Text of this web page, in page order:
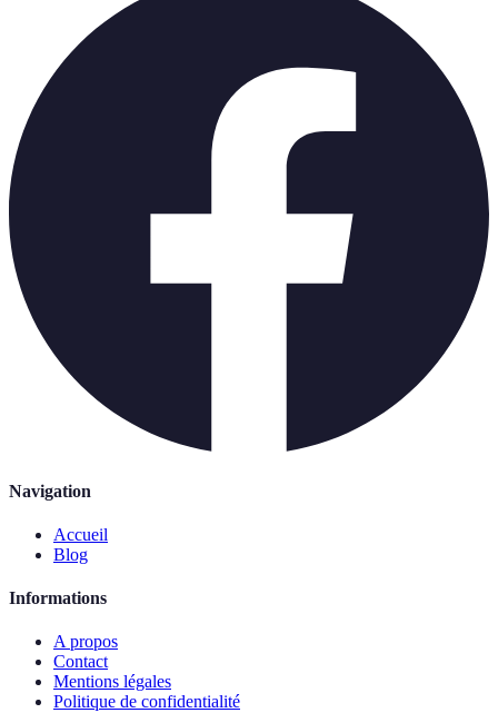
Navigation
Accueil
Blog
Informations
A propos
Contact
Mentions légales
Politique de confidentialité